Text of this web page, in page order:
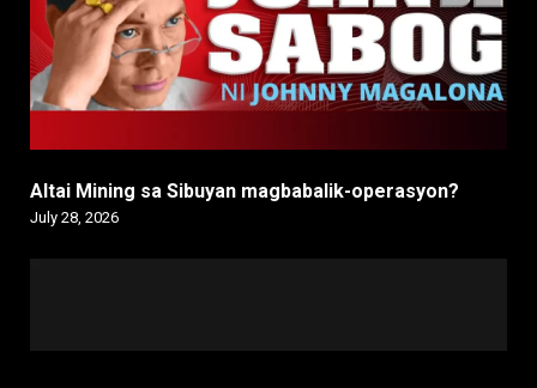
Altai Mining sa Sibuyan magbabalik-operasyon?
July 28, 2026